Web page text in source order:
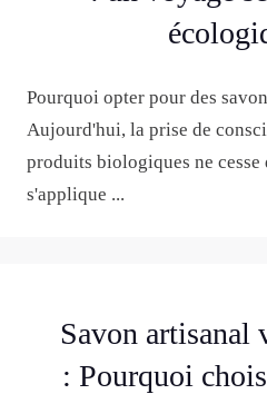
Pourquoi opter pour des
Aujourd'hui, la prise de
produits biologiques ne cesse
s'applique ...
Savon artisanal
: Pourquoi